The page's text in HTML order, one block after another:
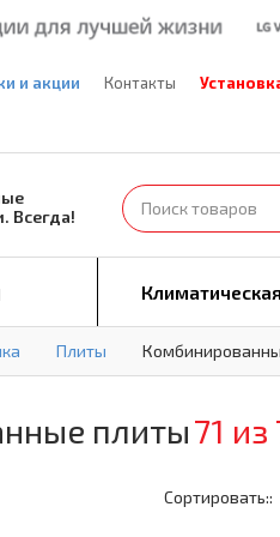
и акции Контакты
Всегда!
Плиты
плиты71 из
Сортировать::